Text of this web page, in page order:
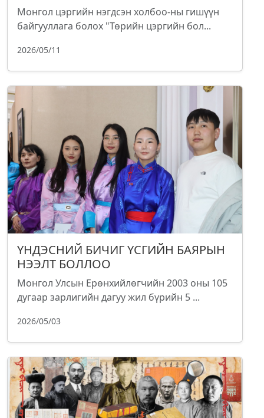
Монгол цэргийн нэгдсэн холбоо-ны гишүүн
байгууллага болох "Төрийн цэргийн бол...
2026/05/11
ҮНДЭСНИЙ БИЧИГ ҮСГИЙН БАЯРЫН
НЭЭЛТ БОЛЛОО
Монгол Улсын Ерөнхийлөгчийн 2003 оны 105
дугаар зарлигийн дагуу жил бүрийн 5 ...
2026/05/03